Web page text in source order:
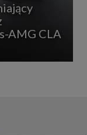
AMG CLA